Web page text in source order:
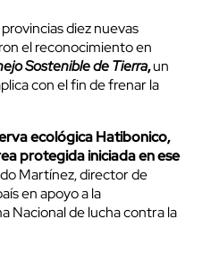
diez nuevas
el reconocimiento en
Sostenible de Tierra,un
con el fin de frenar la
ecológica Hatibonico,
protegida iniciada en ese
Martínez, director de
en apoyo a la
Nacional de lucha contra la